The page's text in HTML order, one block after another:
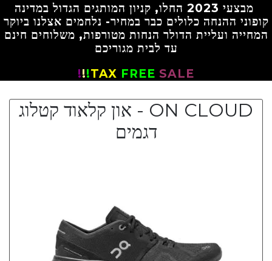
מבצעי
2023 החלו, קניון המותגים הגדול במדינה
קופוני ההנחה כלולים כבר במחיר- נלחמים אצלנו ביוקר
המחייה ועליית הדולר הנחות מטורפות, משלוחים חינם
עד לבית מגוריכם
TAX FREE SALE
!
!
!
ON CLOUD - און קלאוד קטלוג
דגמים